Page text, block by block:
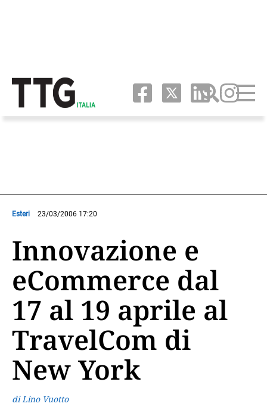
Esteri 23/03/2006 17:20
Innovazione e
eCommerce dal
17 al 19 aprile al
TravelCom di
New York
di Lino Vuotto